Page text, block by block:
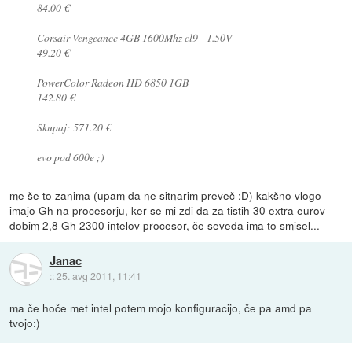
84.00 €
Corsair Vengeance 4GB 1600Mhz cl9 - 1.50V
49.20 €
PowerColor Radeon HD 6850 1GB
142.80 €
Skupaj: 571.20 €
evo pod 600e ;)
me še to zanima (upam da ne sitnarim preveč :D) kakšno vlogo
imajo Gh na procesorju, ker se mi zdi da za tistih 30 extra eurov
dobim 2,8 Gh 2300 intelov procesor, če seveda ima to smisel...
Janac
::25. avg 2011, 11:41
ma če hoče met intel potem mojo konfiguracijo, če pa amd pa
tvojo:)